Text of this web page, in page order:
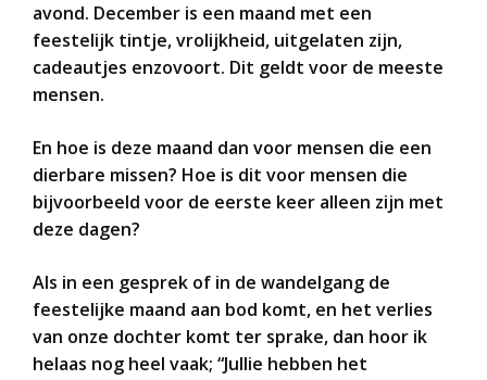
avond. December is een maand met een
feestelijk tintje, vrolijkheid, uitgelaten zijn,
cadeautjes enzovoort. Dit geldt voor de meeste
mensen.
En hoe is deze maand dan voor mensen die een
dierbare missen? Hoe is dit voor mensen die
bijvoorbeeld voor de eerste keer alleen zijn met
deze dagen?
Als in een gesprek of in de wandelgang de
feestelijke maand aan bod komt, en het verlies
van onze dochter komt ter sprake, dan hoor ik
helaas nog heel vaak; “Jullie hebben het